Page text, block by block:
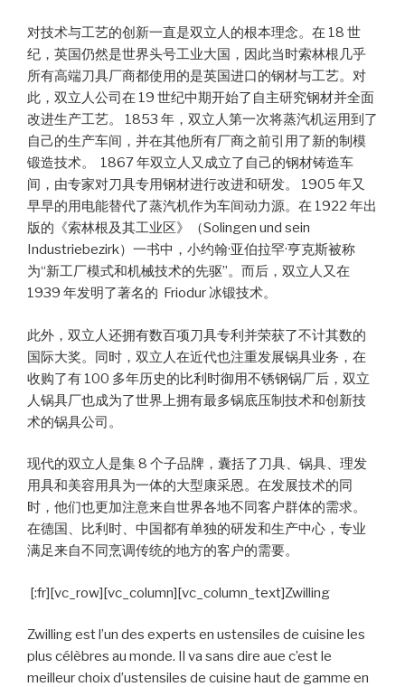
对技术与工艺的创新一直是双立人的根本理念。在 18 世
纪，英国仍然是世界头号工业大国，因此当时索林根几乎
所有高端刀具厂商都使用的是英国进口的钢材与工艺。对
此，双立人公司在 19 世纪中期开始了自主研究钢材并全面
改进生产工艺。 1853 年，双立人第一次将蒸汽机运用到了
自己的生产车间，并在其他所有厂商之前引用了新的制模
锻造技术。 1867 年双立人又成立了自己的钢材铸造车
间，由专家对刀具专用钢材进行改进和研发。 1905 年又
早早的用电能替代了蒸汽机作为车间动力源。在 1922 年出
版的《索林根及其工业区》（Solingen und sein
Industriebezirk）一书中，小约翰·亚伯拉罕·亨克斯被称
为“新工厂模式和机械技术的先驱”。而后，双立人又在
1939 年发明了著名的 Friodur 冰锻技术。
此外，双立人还拥有数百项刀具专利并荣获了不计其数的
国际大奖。同时，双立人在近代也注重发展锅具业务，在
收购了有 100 多年历史的比利时御用不锈钢锅厂后，双立
人锅具厂也成为了世界上拥有最多锅底压制技术和创新技
术的锅具公司。
现代的双立人是集 8 个子品牌，囊括了刀具、锅具、理发
用具和美容用具为一体的大型康采恩。在发展技术的同
时，他们也更加注意来自世界各地不同客户群体的需求。
在德国、比利时、中国都有单独的研发和生产中心，专业
满足来自不同烹调传统的地方的客户的需要。
[:fr][vc_row][vc_column][vc_column_text]Zwilling
Zwilling est l’un des experts en ustensiles de cuisine les
plus célèbres au monde. Il va sans dire aue c’est le
meilleur choix d’ustensiles de cuisine haut de gamme en